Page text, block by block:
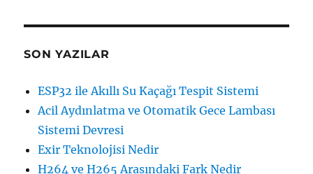
SON YAZILAR
ESP32 ile Akıllı Su Kaçağı Tespit Sistemi
Acil Aydınlatma ve Otomatik Gece Lambası
Sistemi Devresi
Exir Teknolojisi Nedir
H264 ve H265 Arasındaki Fark Nedir